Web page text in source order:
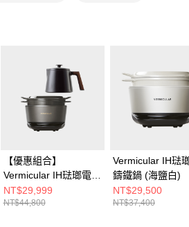
【優惠組合】
Vermicular IH琺瑯電子
鑄鐵鍋 (松露
黑)+VERMICULAR 琺
NT$29,999
NT$44,800
Vermicular IH琺
鑄鐵鍋 (海鹽白)
NT$29,500
NT$37,400